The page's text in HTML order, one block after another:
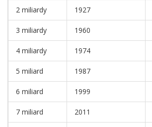
2 miliardy 1927
3 miliardy 1960
4 miliardy 1974
5 miliard 1987
6 miliard 1999
7 miliard 2011